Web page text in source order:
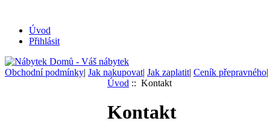
Úvod
Přihlásit
Obchodní podmínky| Jak nakupovat| Jak zaplatit| Ceník přepravného|
Úvod :: Kontakt
Kontakt